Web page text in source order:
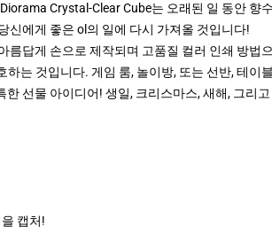
Crystal-Clear Cube는 오래된 일 동안
신에게 좋은 ol의 일에 다시 가져올 것입니다!
름답게 손으로 제작되며 고품질 컬러 인쇄 방
하는 것입니다. 게임 룸, 놀이방, 또는 선반, 테
선물 아이디어! 생일, 크리스마스, 새해, 그리
캡처!